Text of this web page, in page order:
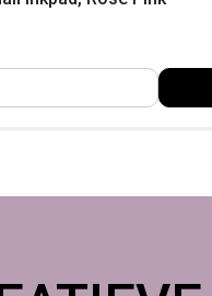
voor creatief gebruik.
000-132